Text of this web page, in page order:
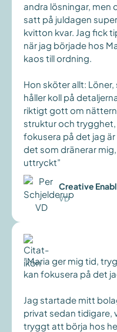
andra lösningar, men
satt på juldagen
kvitton kvar. Jag fick
när jag började hos
kaos till ordning.
Hon sköter allt:
håller koll på
riktigt gott om
struktur och
fokusera på det jag
det som dränerar
uttryckt”
Creative
VD
”Maria ger mig tid,
kan fokusera på det
Jag startade mitt
privat sedan tidigare,
tryggt att börja hos